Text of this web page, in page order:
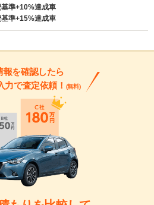
準+10%達成車
準+15%達成車
報を確認したら
力で査定依頼！ (無料)